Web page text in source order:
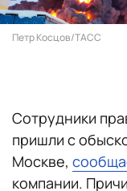
Петр Косцов/ТАСС
Сотрудники
пришли с
Москве,
компании.